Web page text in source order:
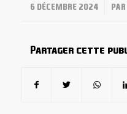
6 DÉCEMBRE 2024
/ PAR
Partager cette